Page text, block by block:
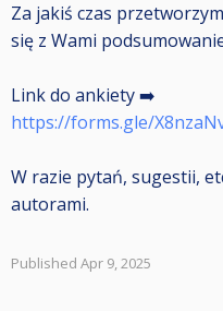
Za jakiś czas
się z Wami
Link do ankiety ➡️
https://forms.gle/
W razie pytań, sugestii,
autorami.
Published Apr 9, 2025